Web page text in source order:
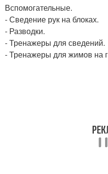
Вспомогательные.
- Сведение рук на блоках.
- Разводки.
- Тренажеры для сведений.
- Тренажеры для жимов на